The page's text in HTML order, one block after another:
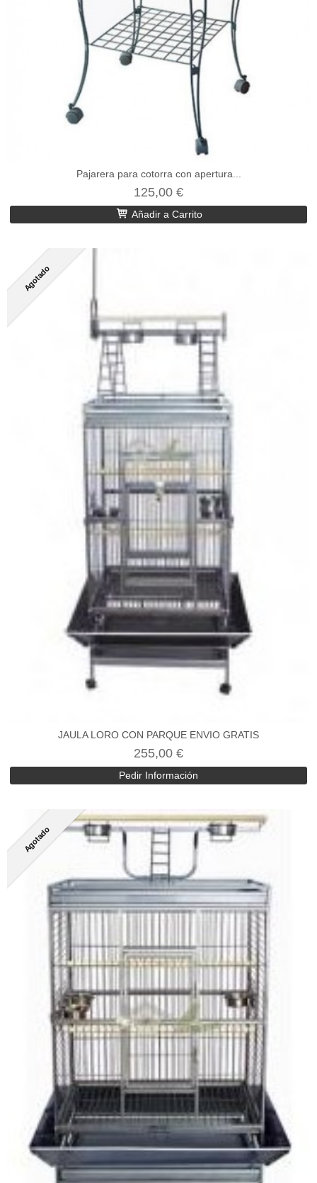
Pajarera para cotorra con apertura...
125,00 €
Añadir a Carrito
Agotado
JAULA LORO CON PARQUE ENVIO GRATIS
255,00 €
Pedir Información
Agotado